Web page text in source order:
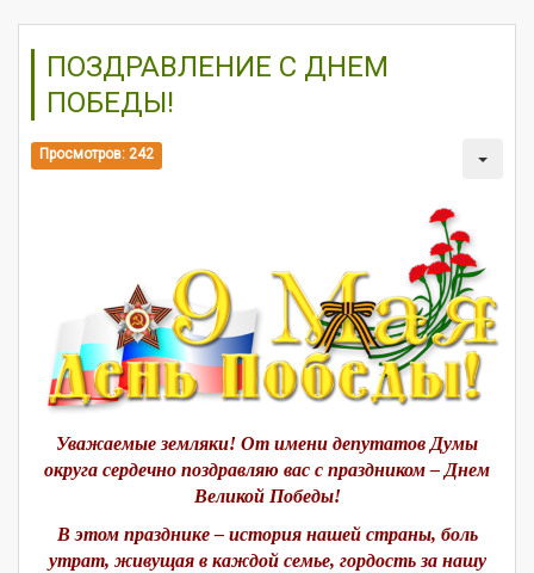
ПОЗДРАВЛЕНИЕ С ДНЕМ
ПОБЕДЫ!
Просмотров: 242
Уважаемые земляки! От имени депутатов Думы
округа сердечно поздравляю вас с праздником – Днем
Великой Победы!
В этом празднике – история нашей страны, боль
утрат, живущая в каждой семье, гордость за нашу